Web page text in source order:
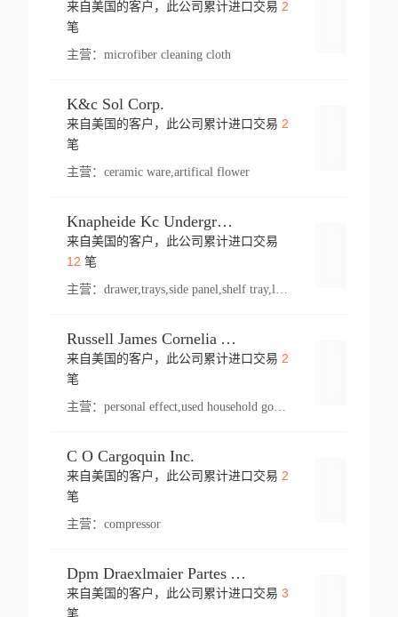
来自美国的客户，此公司累计进口交易 2
笔
主营： microfiber cleaning cloth
K&c Sol Corp.
来自美国的客户，此公司累计进口交易 2
笔
主营： ceramic ware,artifical flower
Knapheide Kc Underground
来自美国的客户，此公司累计进口交易
12 笔
主营：
Russell James Cornelia Arlington Va
来自美国的客户，此公司累计进口交易 2
笔
主营： personal effect,used household goods
C O Cargoquin Inc.
来自美国的客户，此公司累计进口交易 2
笔
主营： compressor
Dpm Draexlmaier Partes Automotrices Corr Ind Huejotzingo
来自美国的客户，此公司累计进口交易 3
笔